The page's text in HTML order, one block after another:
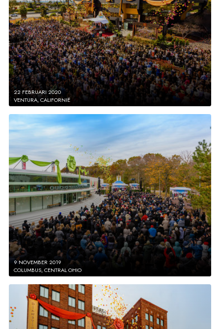
22 FEBRUARI 2020
VENTURA, CALIFORNIË
9 NOVEMBER 2019
COLUMBUS, CENTRAL OHIO